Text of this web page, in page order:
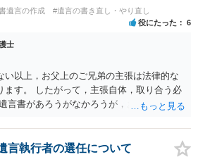
遺言の作成 #遺言の書き直し・やり直し
役にたった 6
士
い以上，お父上のご兄弟の主張は法律的な
ます。 したがって，主張自体，取り合う必
言書があろうがなかろうが，お父上のご兄
理人弁護士をたてて，その弁護士から相手
る主張は法的根拠がなく，一切応じないこ
言執行者の選任について